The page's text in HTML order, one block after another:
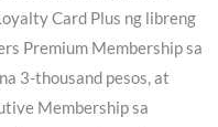
Card Plus ng libreng
Premium Membership sa
3-thousand pesos, at
Membership sa